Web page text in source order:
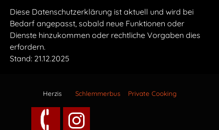
Diese Datenschutzerklärung ist aktuell und wird bei
Bedarf angepasst, sobald neue Funktionen oder
Dienste hinzukommen oder rechtliche Vorgaben dies
erfordern.
Stand: 21.12.2025
Herzis
Schlemmerbus Private Cooking